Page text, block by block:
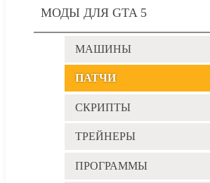
МОДЫ ДЛЯ GTA 5
МАШИНЫ
ПАТЧИ
СКРИПТЫ
ТРЕЙНЕРЫ
ПРОГРАММЫ